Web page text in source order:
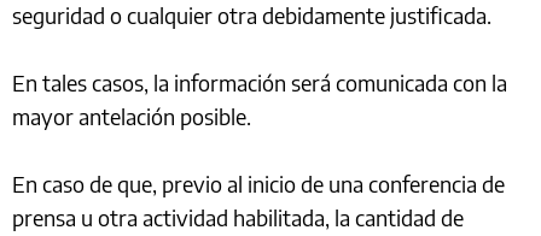
seguridad o cualquier otra debidamente justificada.
En tales casos, la información será comunicada con la
mayor antelación posible.
En caso de que, previo al inicio de una conferencia de
prensa u otra actividad habilitada, la cantidad de